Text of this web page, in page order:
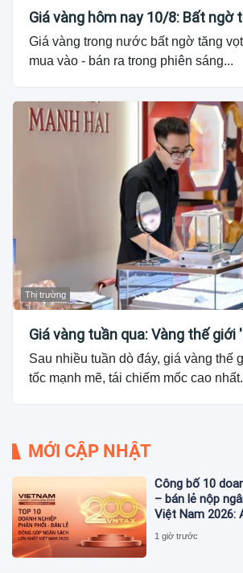
Giá vàng hôm nay 10/8: Bất ngờ
Giá vàng trong nước bất ngờ tăng
mua vào - bán ra trong phiên sáng...
Thị trường
Giá vàng tuần qua: Vàng thế
Sau nhiều tuần dò đáy, giá vàng thế
tốc mạnh mẽ, tái chiếm mốc cao
MỚI CẬP NHẬT
Công bố 10
– bán lẻ nộp
Việt Nam 2026:
12.900 tỷ đồng?
1 giờ trước